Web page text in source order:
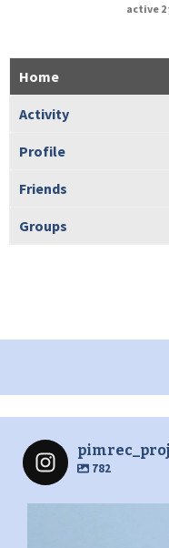
active 2
Home
Activity
Profile
Friends
Groups
782